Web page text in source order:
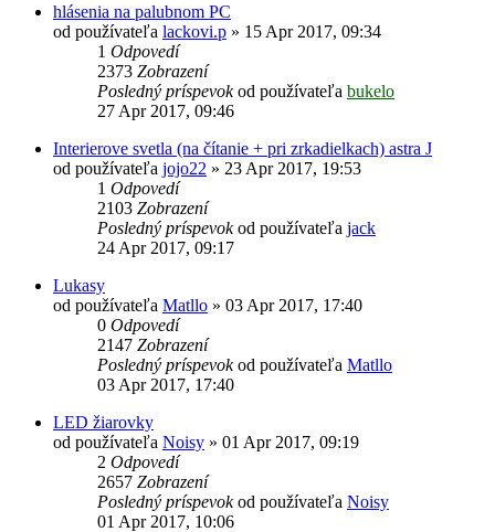
hlásenia na palubnom PC
od používateľa lackovi.p » 15 Apr 2017, 09:34
1 Odpovedí
2373 Zobrazení
Posledný príspevokod používateľa bukelo
27 Apr 2017, 09:46
Interierove svetla (na čítanie + pri zrkadielkach) astra J
od používateľa jojo22 » 23 Apr 2017, 19:53
1 Odpovedí
2103 Zobrazení
Posledný príspevokod používateľa jack
24 Apr 2017, 09:17
Lukasy
od používateľa Matllo » 03 Apr 2017, 17:40
0 Odpovedí
2147 Zobrazení
Posledný príspevokod používateľa Matllo
03 Apr 2017, 17:40
LED žiarovky
od používateľa Noisy » 01 Apr 2017, 09:19
2 Odpovedí
2657 Zobrazení
Posledný príspevokod používateľa Noisy
01 Apr 2017, 10:06